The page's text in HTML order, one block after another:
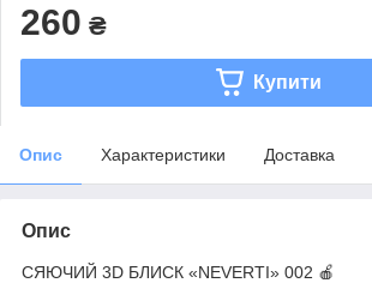
260 ₴
Купити
Опис Характеристики Доставка
Опис
СЯЮЧИЙ 3D БЛИСК «NEVERTI» 002 🍎⠀